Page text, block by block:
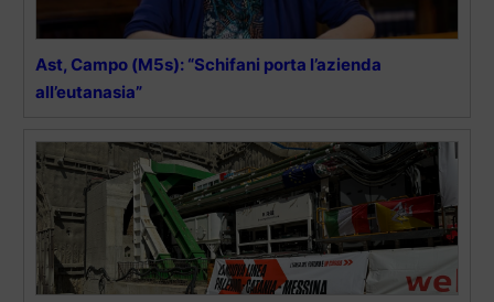
Ast, Campo (M5s): “Schifani porta l’azienda
all’eutanasia”